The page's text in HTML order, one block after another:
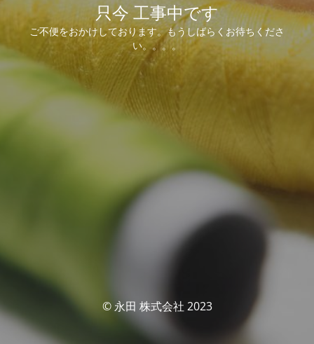
只今 工事中です
ご不便をおかけしております。もうしばらくお待ちくださ
い。。。。
© 永田 株式会社 2023